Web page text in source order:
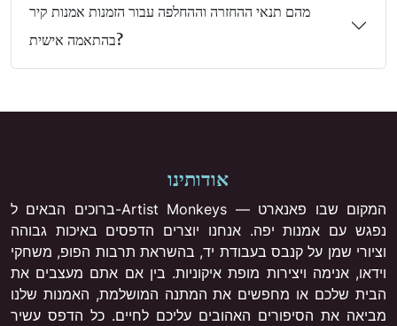
מהם תנאי ההחזרה וההחלפה עבור הזמנות אמנות קיר
בהתאמה אישית?
אודותינו
ברוכים הבאים ל-Artist Monkeys — המקום שבו פאנארט
נפגש עם אמנות יפה. אנחנו יוצרים הדפסים באיכות גבוהה
וציורי שמן על קנבס בעבודת יד, בהשראת תרבות הפופ, משחקי
וידאו, אנימה ויצירות מופת איקוניות. בין אם אתם מעצבים את
הבית שלכם או מחפשים את המתנה המושלמת, האמנות שלנו
מביאה את הסיפורים האהובים עליכם לחיים. כל הדפס עשיר